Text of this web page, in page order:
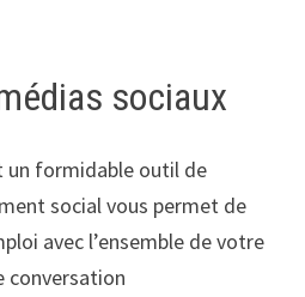
sociaux
un formidable outil de
social vous permet de
avec l’ensemble de votre
conversation